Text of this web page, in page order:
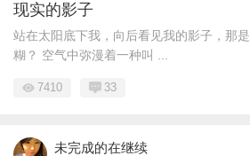
现实的影子
站在太阳底下我，向后看见我的影子，那
糊？ 空气中弥漫着一种叫 ...
7410 33
未完成的在继续